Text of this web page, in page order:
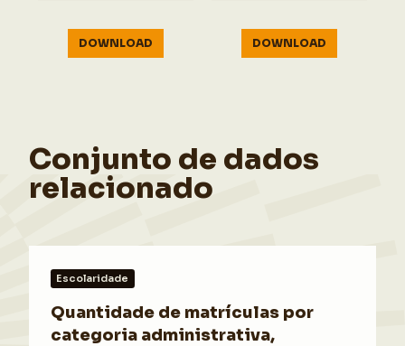
DOWNLOAD DOWNLOAD
Conjunto de dados
relacionado
Escolaridade
Quantidade de matrículas por
categoria administrativa,